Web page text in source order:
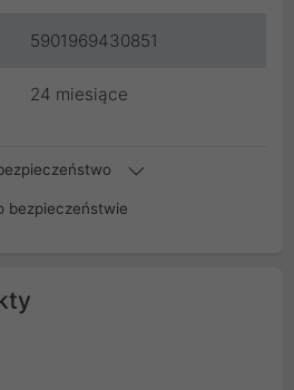
5901969430851
24 miesiące
bezpieczeństwie